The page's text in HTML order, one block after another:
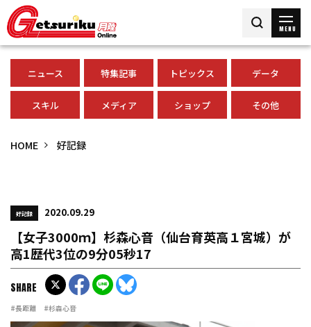
MENU
ニュース 特集記事 トピックス データ
スキル メディア ショップ その他
HOME 好記録
好記録 2020.09.29
【女子3000ｍ】杉森心音（仙台育英高１宮城）が
高1歴代3位の9分05秒17
#長距離 #杉森心音
SHARE